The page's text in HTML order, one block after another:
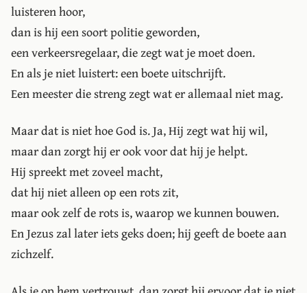
luisteren hoor,
dan is hij een soort politie geworden,
een verkeersregelaar, die zegt wat je moet doen.
En als je niet luistert: een boete uitschrijft.
Een meester die streng zegt wat er allemaal niet mag.
Maar dat is niet hoe God is. Ja, Hij zegt wat hij wil,
maar dan zorgt hij er ook voor dat hij je helpt.
Hij spreekt met zoveel macht,
dat hij niet alleen op een rots zit,
maar ook zelf de rots is, waarop we kunnen bouwen.
En Jezus zal later iets geks doen; hij geeft de boete aan
zichzelf.